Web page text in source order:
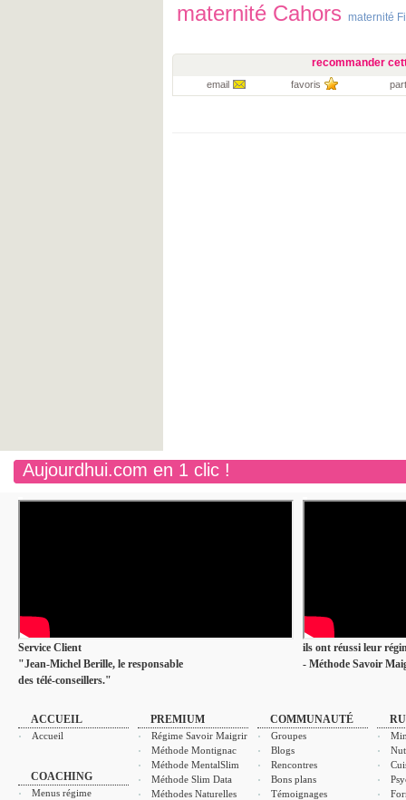
maternité Cahors maternité
recommander
email favoris
Aujourdhui.com en 1 clic !
Service Client
"Jean-Michel Berille, le responsable
des télé-conseillers."
ils ont réussi leur
- Méthode Savoir
ACCUEIL
Accueil
COACHING
Menus régime
PREMIUM
Régime Savoir Maigrir
Méthode Montignac
Méthode MentalSlim
Méthode Slim Data
Méthodes Naturelles
COMMUNAUTÉ
Groupes
Blogs
Rencontres
Bons plans
Témoignages